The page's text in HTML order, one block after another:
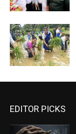
EDITOR PICKS